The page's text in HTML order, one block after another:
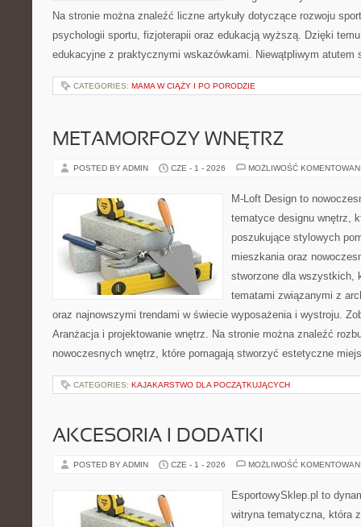
Na stronie można znaleźć liczne artykuły dotyczące rozwoju
psychologii sportu, fizjoterapii oraz edukacją wyższą. Dzięki
edukacyjne z praktycznymi wskazówkami. Niewątpliwym
CATEGORIES: MAMA W CIĄŻY I PO PORODZIE
METAMORFOZY WNĘTRZ
POSTED BY ADMIN CZE - 1 - 2026 MOŻLIWOŚĆ
M-Loft Design to
tematyce designu wnętrz,
poszukujące stylowych
mieszkania oraz
stworzone dla wszystkich,
tematami związanymi z
oraz najnowszymi trendami w świecie wyposażenia i wystroju.
Aranżacja i projektowanie wnętrz. Na stronie można znaleźć
nowoczesnych wnętrz, które pomagają stworzyć estetyczne
CATEGORIES: KAJAKARSTWO DLA POCZĄTKUJĄCYCH
AKCESORIA I DODATKI
POSTED BY ADMIN CZE - 1 - 2026 MOŻLIWOŚĆ
EsportowySklep.pl to
witryna tematyczna, która